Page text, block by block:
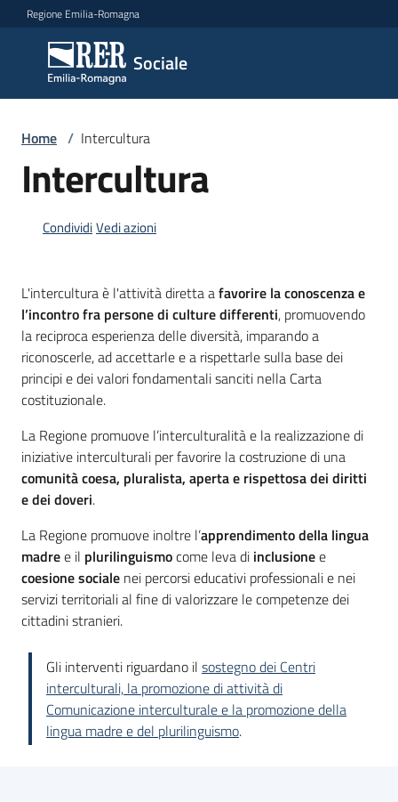
Vai al contenuto
Vai alla navigazione
Vai al footer
Regione Emilia-Romagna
Sociale
Sociale
Argomenti
Leggi
Atti
Bandi
Programmi
Progetti
Seguici
su
Home / Intercultura
Intercultura
CondividiVedi azioni
L'intercultura è l'attività diretta afavorire la conoscenza e
l’incontro fra persone di culture differenti, promuovendo
la reciproca esperienza delle diversità, imparando a
riconoscerle, ad accettarle e a rispettarle sulla base dei
principi e dei valori fondamentali sanciti nella Carta
costituzionale.
La Regione promuove l’interculturalità e la realizzazione di
iniziative interculturali per favorire la costruzione di una
comunità coesa, pluralista, aperta e rispettosa dei diritti
e dei doveri.
La Regione promuove inoltre l’apprendimento della lingua
madree il plurilinguismocome leva di inclusionee
coesione sociale nei percorsi educativi professionali e nei
servizi territoriali al fine di valorizzare le competenze dei
cittadini stranieri.
Gli interventi riguardano il sostegno dei Centri
interculturali, la promozione di attività di
Comunicazione interculturale e la promozione della
lingua madre e del plurilinguismo.